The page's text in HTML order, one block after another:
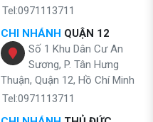
Tel:0971113711
CHI NHÁNH QUẬN 12
Số 1 Khu Dân Cư An
Sương, P. Tân Hưng
Thuận, Quận 12, Hồ Chí Minh
Tel:0971113711